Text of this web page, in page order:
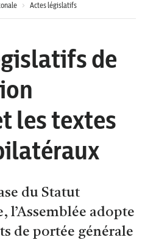
Actes législatifs
de
les textes
du Statut
l’Assemblée adopte
de portée générale